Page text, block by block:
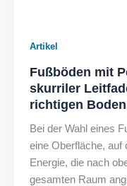
Artikel
Fußböden mit
skurriler
richtigen
Bei der Wahl eines
eine Oberfläche, auf
Energie, die nach
gesamten Raum